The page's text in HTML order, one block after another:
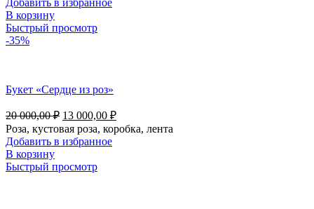
Добавить в избранное
В корзину
Быстрый просмотр
-35%
Букет «Сердце из роз»
20 000,00₽ 13 000,00 ₽
Роза, кустовая роза, коробка, лента
Добавить в избранное
В корзину
Быстрый просмотр